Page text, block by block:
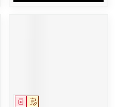
Op voorschrift
Geneesmiddel